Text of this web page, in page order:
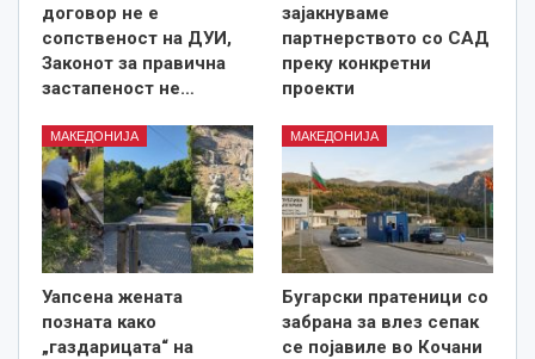
договор не е
сопственост на ДУИ,
Законот за правична
застапеност не…
зајакнуваме
партнерството со САД
преку конкретни
проекти
МАКЕДОНИЈА
Уапсена жената
позната како
„газдарицата“ на
МАКЕДОНИЈА
Бугарски пратеници со
забрана за влез сепак
се појавиле во Кочани